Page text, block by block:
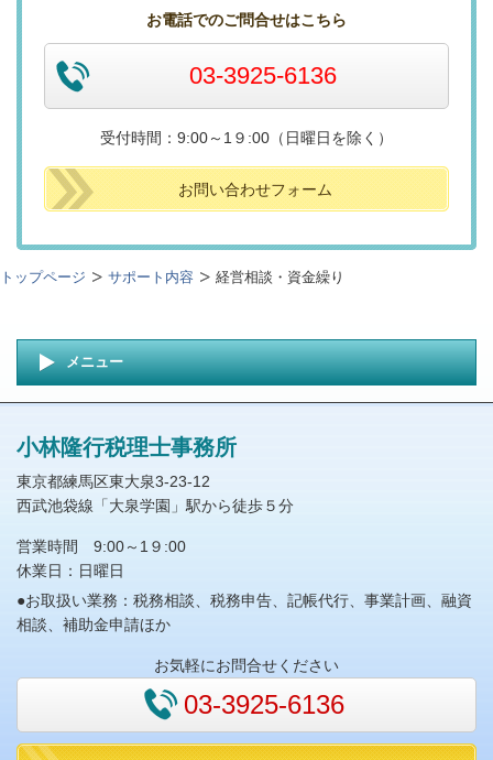
お電話でのご問合せはこちら
03-3925-6136
受付時間：9:00～1９:00（日曜日を除く）
お問い合わせフォーム
トップページ サポート内容 経営相談・資金繰り
メニュー
小林隆行税理士事務所
東京都練馬区東大泉3-23-12
西武池袋線「大泉学園」駅から徒歩５分
営業時間 9:00～1９:00
休業日：日曜日
●お取扱い業務：税務相談、税務申告、記帳代行、事業計画、融資
相談、補助金申請ほか
お気軽にお問合せください
03-3925-6136